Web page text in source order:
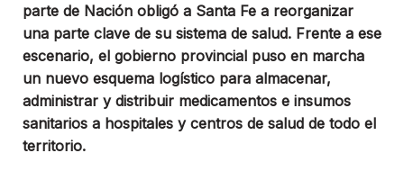
parte de Nación obligó a Santa Fe a reorganizar
una parte clave de su sistema de salud. Frente a ese
escenario, el gobierno provincial puso en marcha
un nuevo esquema logístico para almacenar,
administrar y distribuir medicamentos e insumos
sanitarios a hospitales y centros de salud de todo el
territorio.